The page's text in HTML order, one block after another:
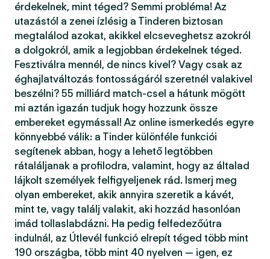
érdekelnek, mint téged? Semmi probléma! Az
utazástól a zenei ízlésig a Tinderen biztosan
megtalálod azokat, akikkel elcseveghetsz azokról
a dolgokról, amik a legjobban érdekelnek téged.
Fesztiválra mennél, de nincs kivel? Vagy csak az
éghajlatváltozás fontosságáról szeretnél valakivel
beszélni? 55 milliárd match-csel a hátunk mögött
mi aztán igazán tudjuk hogy hozzunk össze
embereket egymással! Az online ismerkedés egyre
könnyebbé válik: a Tinder különféle funkciói
segítenek abban, hogy a lehető legtöbben
rátaláljanak a profilodra, valamint, hogy az általad
lájkolt személyek felfigyeljenek rád. Ismerj meg
olyan embereket, akik annyira szeretik a kávét,
mint te, vagy találj valakit, aki hozzád hasonlóan
imád tollaslabdázni. Ha pedig felfedezőútra
indulnál, az Útlevél funkció elrepít téged több mint
190 országba, több mint 40 nyelven — igen, ez